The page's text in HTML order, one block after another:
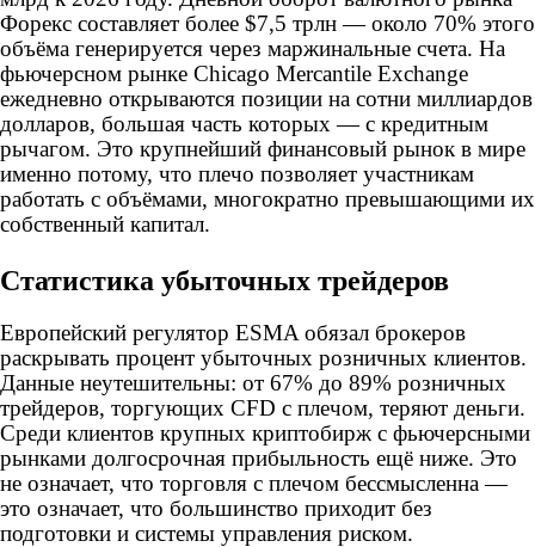
Форекс составляет более $7,5 трлн — около 70% этого
объёма генерируется через маржинальные счета. На
фьючерсном рынке Chicago Mercantile Exchange
ежедневно открываются позиции на сотни миллиардов
долларов, большая часть которых — с кредитным
рычагом. Это крупнейший финансовый рынок в мире
именно потому, что плечо позволяет участникам
работать с объёмами, многократно превышающими их
собственный капитал.
Статистика убыточных трейдеров
Европейский регулятор ESMA обязал брокеров
раскрывать процент убыточных розничных клиентов.
Данные неутешительны: от 67% до 89% розничных
трейдеров, торгующих CFD с плечом, теряют деньги.
Среди клиентов крупных криптобирж с фьючерсными
рынками долгосрочная прибыльность ещё ниже. Это
не означает, что торговля с плечом бессмысленна —
это означает, что большинство приходит без
подготовки и системы управления риском.